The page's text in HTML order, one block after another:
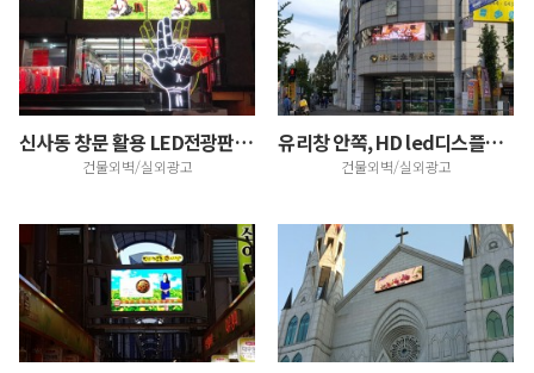
신사동 창문 활용 LED전광판 설치~
건물외벽/실외광고
유리창 안쪽, HD led디스플레이(Curved스크린)
건물외벽/실외광고